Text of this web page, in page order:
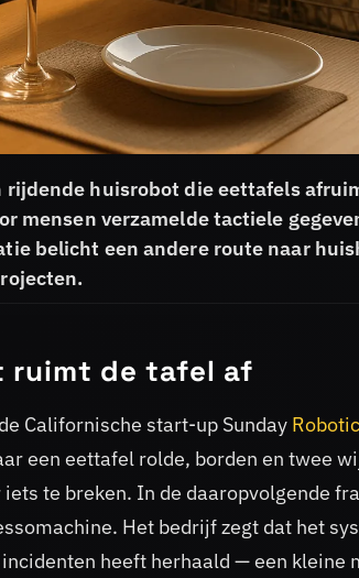
rijdende huisrobot die eettafels
mensen verzamelde tactiele
belicht een andere route naar
ruimt de tafel af
Californische start-up Sunday
een eettafel rolde, borden en twee
te breken. In de daaropvolgende
Het bedrijf zegt dat het
heeft herhaald — een kleine